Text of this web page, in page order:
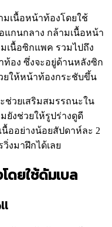
เนื้อหน้าท้องโดยใช้
แกนกลาง กล้ามเนื้อหน้า
เนื้อซิกแพค รวมไปถึง
อง ซึ่งจะอยู่ด้านหลังซิก
ยให้หน้าท้องกระชับขึ้น
ช่วยเสริมสมรรถนะใน
ยังช่วยให้รูปร่างดูดี
นื้ออย่างน้อยสัปดาห์ละ 2
งมาฝึกได้เลย
ดยใช้ดัมเบล